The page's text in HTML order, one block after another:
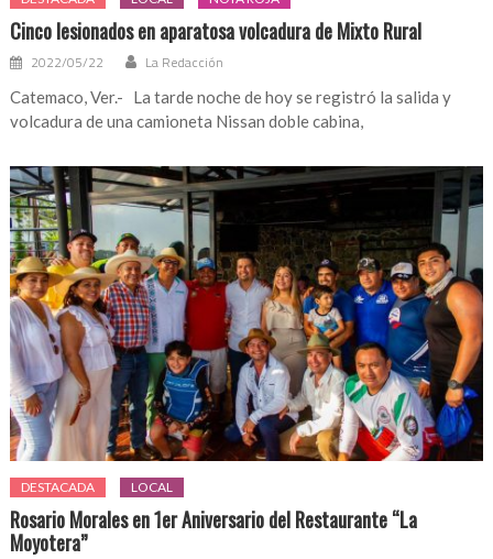
Cinco lesionados en aparatosa volcadura de Mixto Rural
2022/05/22 La Redacción
Catemaco, Ver.- La tarde noche de hoy se registró la salida y
volcadura de una camioneta Nissan doble cabina,
DESTACADA LOCAL
Rosario Morales en 1er Aniversario del Restaurante “La
Moyotera”